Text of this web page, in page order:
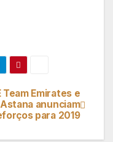
Team Emirates e
Astana anunciam
para 2019